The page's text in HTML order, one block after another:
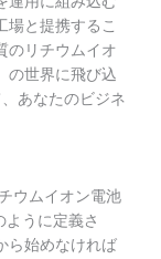
場と提携するこ
のリチウムイオ
の世界に飛び込
あなたのビジネ
ウムイオン電池
うに定義さ
ら始めなければ